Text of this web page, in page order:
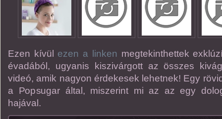
Ezen kívül ezen a linken megtekinthettek
évadából, ugyanis kiszivárgott az összes
videó, amik nagyon érdekesek lehetnek! Egy
a Popsugar által, miszerint mi az az egy
hajával.